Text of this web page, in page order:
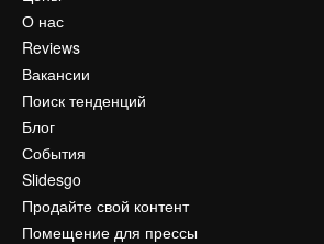
О нас
Reviews
Вакансии
Поиск тенденций
Блог
События
Slidesgo
Продайте свой контент
Помещение для прессы